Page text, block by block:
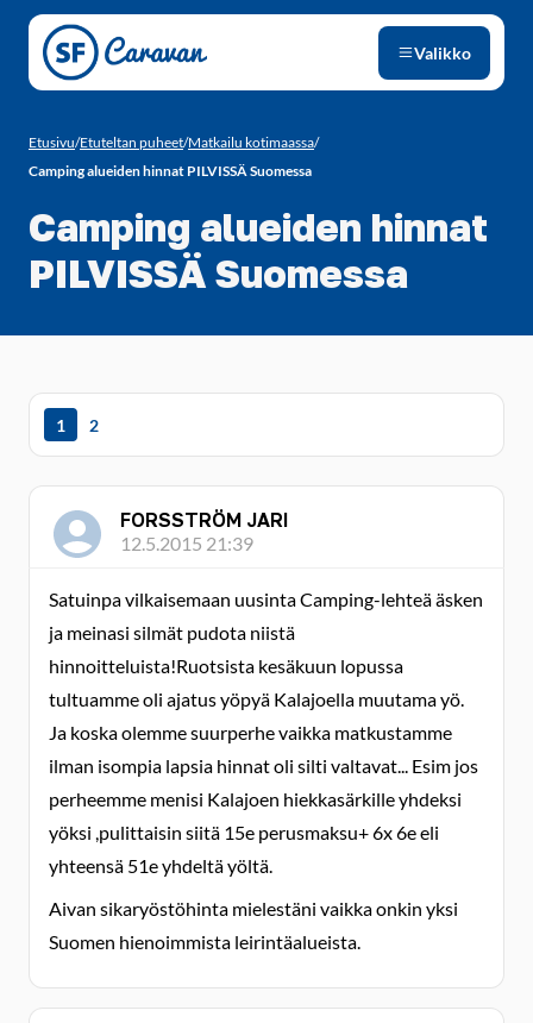
Siirry sivun sisältöön
Valikko
Etusivu/Etuteltan puheet/Matkailu kotimaassa/
Camping alueiden hinnat PILVISSÄ Suomessa
Camping alueiden hinnat
PILVISSÄ Suomessa
1 2
FORSSTRÖM JARI
12.5.2015 21:39
Satuinpa vilkaisemaan uusinta Camping-lehteä äsken
ja meinasi silmät pudota niistä
hinnoitteluista!Ruotsista kesäkuun lopussa
tultuamme oli ajatus yöpyä Kalajoella muutama yö.
Ja koska olemme suurperhe vaikka matkustamme
ilman isompia lapsia hinnat oli silti valtavat... Esim jos
perheemme menisi Kalajoen hiekkasärkille yhdeksi
yöksi ,pulittaisin siitä 15e perusmaksu+ 6x 6e eli
yhteensä 51e yhdeltä yöltä.
Aivan sikaryöstöhinta mielestäni vaikka onkin yksi
Suomen hienoimmista leirintäalueista.